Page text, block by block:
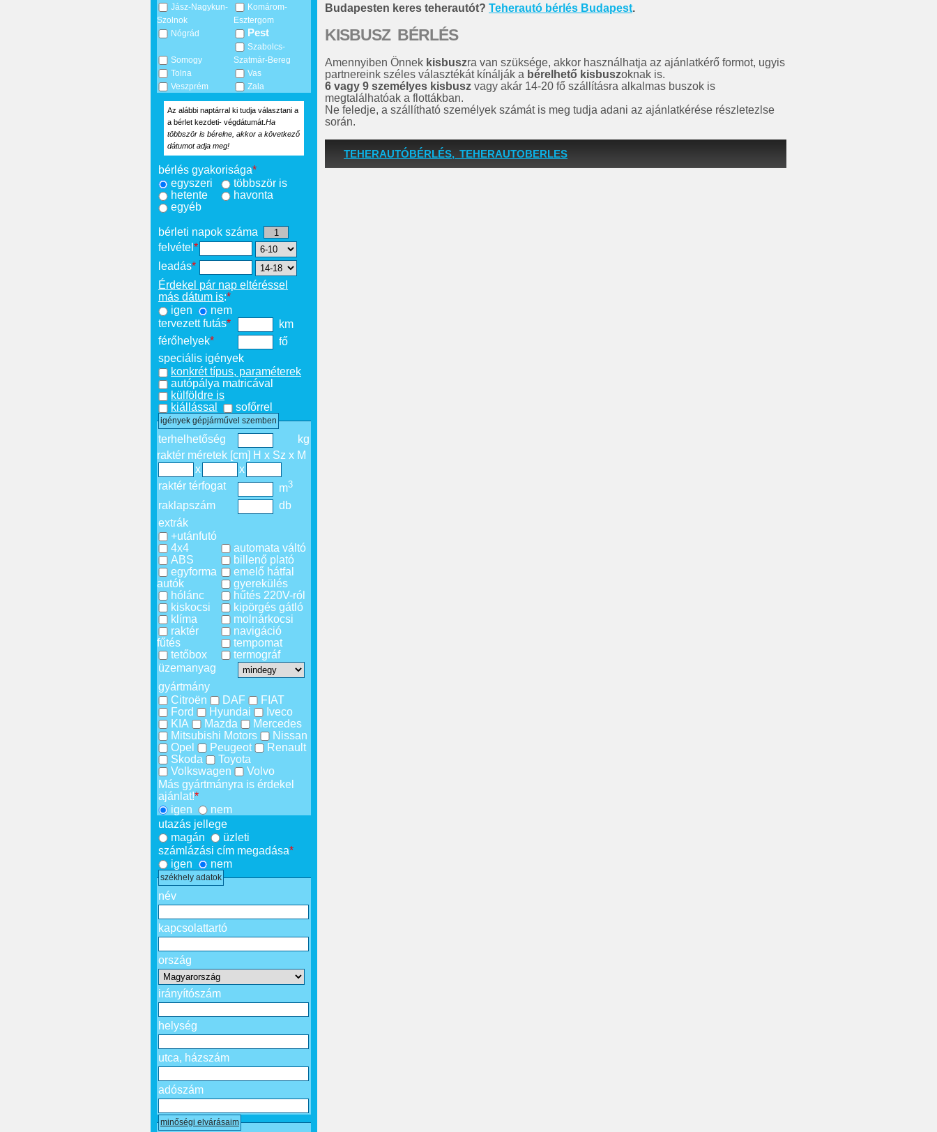
Jász-Nagykun-
Szolnok
Komárom-
Esztergom
Nógrád
Pest
Somogy
Szabolcs-
Szatmár-Bereg
Tolna
Vas
Veszprém
Zala
Az alábbi naptárral ki tudja választani a
a bérlet kezdeti- végdátumát. Ha
többször is bérelne, akkor a következő
dátumot adja meg!
bérlés gyakorisága*
egyszeri
többször is
hetente
havonta
egyéb
bérleti napok száma
felvétel *
leadás*
Érdekel pár nap eltéréssel
más dátum is:*
igen
nem
tervezett futás*
km
férőhelyek*
fő
speciális igények
konkrét típus, paraméterek
autópálya matricával
külföldre is
kiállással
sofőrrel
igények gépjárművel szemben
terhelhetőség
kg
raktér méretek [cm] H x Sz x M
x
x
raktér térfogat
m3
raklapszám
db
extrák
+utánfutó
4x4
ABS
egyforma
autók
hólánc
kiskocsi
klíma
raktér
fűtés
tetőbox
automata váltó
billenő plató
emelő hátfal
gyerekülés
hűtés 220V-ról
kipörgés gátló
molnárkocsi
navigáció
tempomat
termográf
üzemanyag
gyártmány
Citroën
DAF
FIAT
Ford
Hyundai
Iveco
KIA
Mazda
Mercedes
Mitsubishi Motors
Nissan
Opel
Peugeot
Renault
Skoda
Toyota
Volkswagen
Volvo
Más gyártmányra is érdekel
ajánlat!*
igen
nem
utazás jellege
magán
üzleti
számlázási cím megadása*
igen
nem
székhely adatok
név
kapcsolattartó
ország
irányítószám
helység
utca, házszám
adószám
minőségi elvárásaim
Budapesten keres teherautót? Teherautó bérlés Budapest.
KISBUSZ BÉRLÉS
Amennyiben Önnek kisbuszra van szüksége, akkor használhatja az ajánlatkérő formot, ugyis
partnereink széles választékát kínálják a bérelhető kisbuszoknak is.
6 vagy 9 személyes kisbusz vagy akár 14-20 fő szállításra alkalmas buszok is
megtalálhatóak a flottákban.
Ne feledje, a szállítható személyek számát is meg tudja adani az ajánlatkérése részletezlse
során.
TEHERAUTÓBÉRLÉS, TEHERAUTOBERLES